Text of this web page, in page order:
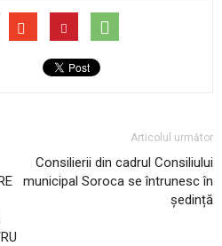
Articolul următor
Consilierii din cadrul Consiliului
municipal Soroca se întrunesc în
ședință